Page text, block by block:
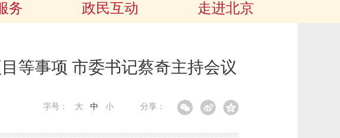
务 政民互动 走进北京
等事项 市委书记蔡奇主持会议
分享：
字号： 大 中 小